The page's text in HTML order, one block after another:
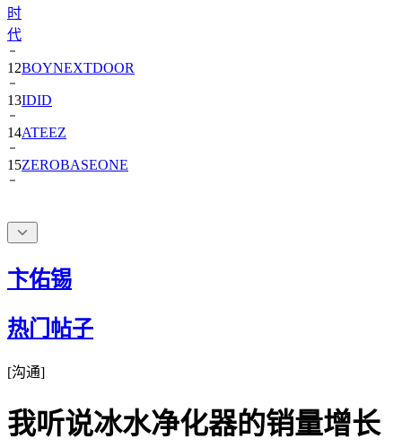
时
代
12BOYNEXTDOOR
13IDID
14ATEEZ
15ZEROBASEONE
卞佑锡
热门帖子
[沟通]
我听说冰水净化器的销量增长